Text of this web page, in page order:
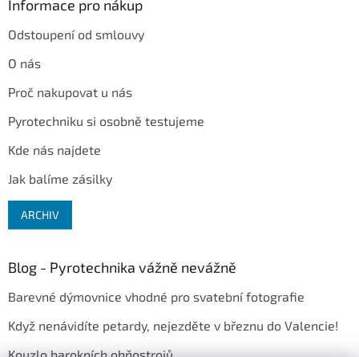
Informace pro nákup
Odstoupení od smlouvy
O nás
Proč nakupovat u nás
Pyrotechniku si osobně testujeme
Kde nás najdete
Jak balíme zásilky
ARCHIV
Blog - Pyrotechnika vážně nevážně
Barevné dýmovnice vhodné pro svatební fotografie
Když nenávidíte petardy, nejezděte v březnu do Valencie!